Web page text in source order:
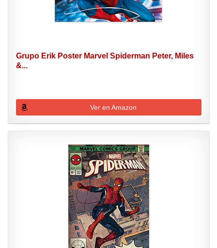
Grupo Erik Poster Marvel Spiderman Peter, Miles
&...
Ver en Amazon